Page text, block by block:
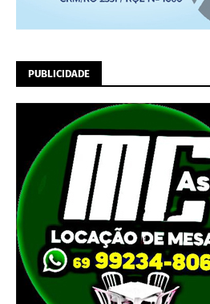
PUBLICIDADE